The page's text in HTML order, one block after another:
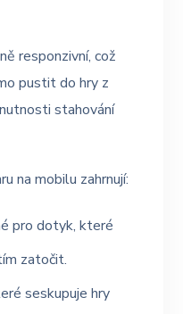
responzivní, což
pustit do hry z
stahování
na mobilu zahrnují:
pro dotyk, které
zatočit.
seskupuje hry